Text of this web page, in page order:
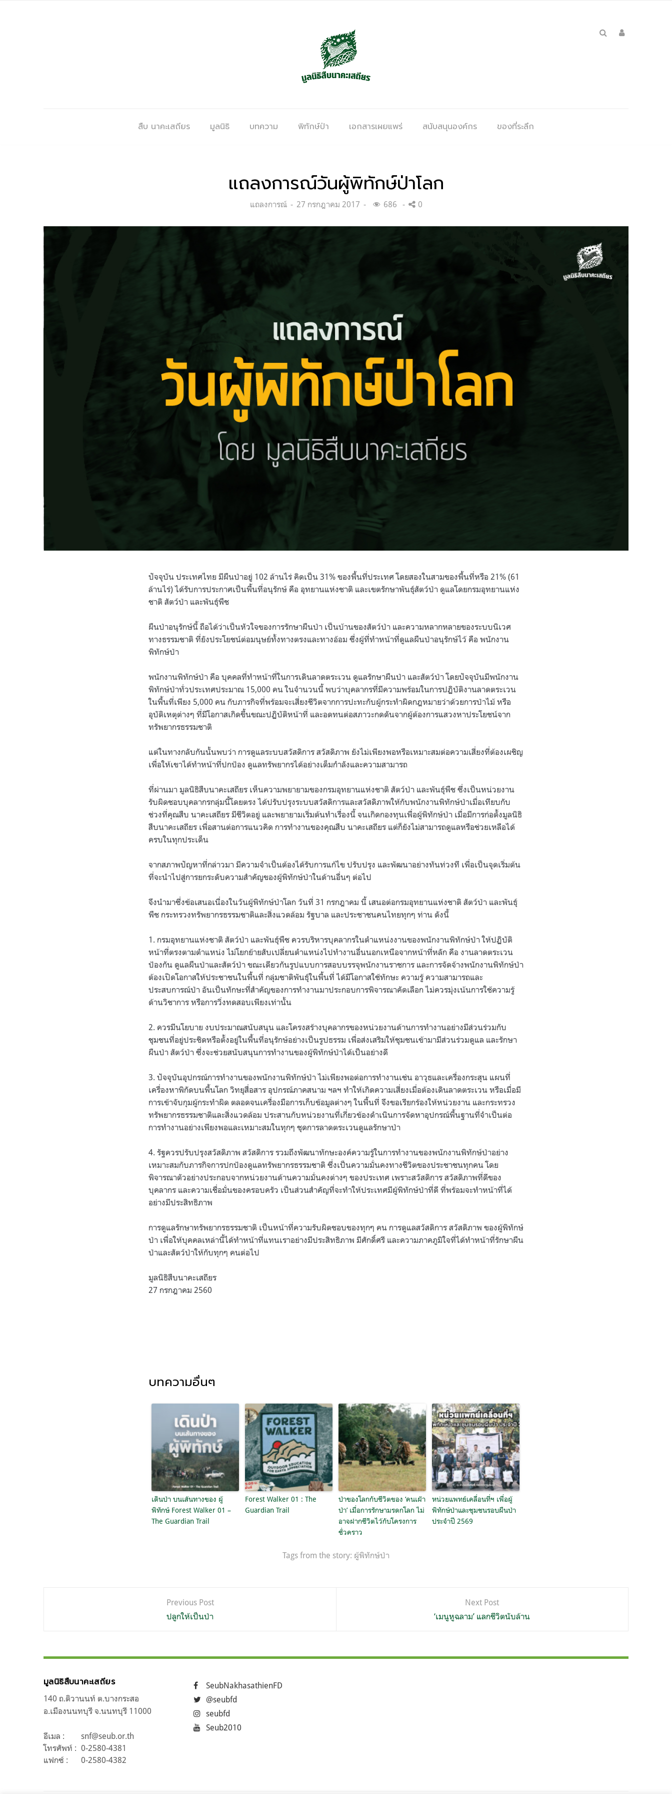
สืบ นาคะเสถียร มูลนิธิ บทความ พิทักษ์ป่า เอกสารเผยแพร่ สนับสนุนองค์กร ของที่ระลึก
แถลงการณ์วันผู้พิทักษ์ป่าโลก
Categories:
แถลงการณ์
Posted
27 กรกฎาคม 2017 686 0
ปัจจุบัน ประเทศไทย มีผืนป่าอยู่ 102 ล้านไร่ คิดเป็น 31% ของพื้นที่ประเทศ โดยสองในสามของพื้นที่หรือ 21% (61
ล้านไร่) ได้รับการประกาศเป็นพื้นที่อนุรักษ์ คือ อุทยานแห่งชาติ และเขตรักษาพันธุ์สัตว์ป่า ดูแลโดยกรมอุทยานแห่ง
ชาติ สัตว์ป่า และพันธุ์พืช
ผืนป่าอนุรักษ์นี้ ถือได้ว่าเป็นหัวใจของการรักษาผืนป่า เป็นบ้านของสัตว์ป่า และความหลากหลายของระบบนิเวศ
ทางธรรมชาติ ที่ยังประโยชน์ต่อมนุษย์ทั้งทางตรงและทางอ้อม ซึ่งผู้ที่ทำหน้าที่ดูแลผืนป่าอนุรักษ์ไว้ คือ พนักงาน
พิทักษ์ป่า ​
พนักงานพิทักษ์ป่า คือ บุคคลที่ทำหน้าที่ในการเดินลาดตระเวน ดูแลรักษาผืนป่า และสัตว์ป่า โดยปัจจุบันมีพนักงาน
พิทักษ์ป่าทั่วประเทศประมาณ 15,000 คน ในจำนวนนี้ พบว่าบุคลากรที่มีความพร้อมในการปฏิบัติงานลาดตระเวน
ในพื้นที่เพียง 5,000 คน กับภารกิจที่พร้อมจะเสี่ยงชีวิตจากการปะทะกับผู้กระทำผิดกฎหมายว่าด้วยการป่าไม้ หรือ
อุบัติเหตุต่างๆ ที่มีโอกาสเกิดขึ้นขณะปฏิบัติหน้าที่ และอดทนต่อสภาวะกดดันจากผู้ต้องการแสวงหาประโยชน์จาก
ทรัพยากรธรรมชาติ
แต่ในทางกลับกันนั้นพบว่า การดูแลระบบสวัสดิการ สวัสดิภาพ ยังไม่เพียงพอหรือเหมาะสมต่อความเสี่ยงที่ต้องเผชิญ
เพื่อให้เขาได้ทำหน้าที่ปกป้อง ดูแลทรัพยากรได้อย่างเต็มกำลังและความสามารถ
ที่ผ่านมา มูลนิธิสืบนาคะเสถียร เห็นความพยายามของกรมอุทยานแห่งชาติ สัตว์ป่า และพันธุ์พืช ซึ่งเป็นหน่วยงาน
รับผิดชอบบุคลากรกลุ่มนี้โดยตรง ได้ปรับปรุงระบบสวัสดิการและสวัสดิภาพให้กับพนักงานพิทักษ์ป่าเมื่อเทียบกับ
ช่วงที่คุณสืบ นาคะเสถียร มีชีวิตอยู่ และพยายามเริ่มต้นทำเรื่องนี้ จนเกิดกองทุนเพื่อผู้พิทักษ์ป่า เมื่อมีการก่อตั้งมูลนิธิ
สืบนาคะเสถียร เพื่อสานต่อการแนวคิด การทำงานของคุณสืบ นาคะเสถียร แต่ก็ยังไม่สามารถดูแลหรือช่วยเหลือได้
ครบในทุกประเด็น
จากสภาพปัญหาที่กล่าวมา มีความจำเป็นต้องได้รับการแก้ไข ปรับปรุง และพัฒนาอย่างทันท่วงที เพื่อเป็นจุดเริ่มต้น
ที่จะนำไปสู่การยกระดับความสำคัญของผู้พิทักษ์ป่าในด้านอื่นๆ ต่อไป
จึงนำมาซึ่งข้อเสนอเนื่องในวันผู้พิทักษ์ป่าโลก วันที่ 31 กรกฎาคม นี้ เสนอต่อกรมอุทยานแห่งชาติ สัตว์ป่า และพันธุ์
พืช กระทรวงทรัพยากรธรรมชาติและสิ่งแวดล้อม รัฐบาล และประชาชนคนไทยทุกๆ ท่าน ดังนี้
1. กรมอุทยานแห่งชาติ สัตว์ป่า และพันธุ์พืช ควรบริหารบุคลากรในตำแหน่งงานของพนักงานพิทักษ์ป่า ให้ปฏิบัติ
หน้าที่ตรงตามตำแหน่ง ไม่โยกย้ายสับเปลี่ยนตำแหน่งไปทำงานอื่นนอกเหนือจากหน้าที่หลัก คือ งานลาดตระเวน
ป้องกัน ดูแลผืนป่าและสัตว์ป่า ขณะเดียวกันรูปแบบการสอบบรรจุพนักงานราชการ และการจัดจ้างพนักงานพิทักษ์ป่า
ต้องเปิดโอกาสให้ประชาชนในพื้นที่ กลุ่มชาติพันธุ์ในพื้นที่ ได้มีโอกาสใช้ทักษะ ความรู้ ความสามารถและ
ประสบการณ์ป่า อันเป็นทักษะที่สำคัญของการทำงานมาประกอบการพิจารณาคัดเลือก ไม่ควรมุ่งเน้นการใช้ความรู้
ด้านวิชาการ หรือการวิ่งทดสอบเพียงเท่านั้น
2. ควรมีนโยบาย งบประมาณสนับสนุน และโครงสร้างบุคลากรของหน่วยงานด้านการทำงานอย่างมีส่วนร่วมกับ
ชุมชนที่อยู่ประชิดหรือตั้งอยู่ในพื้นที่อนุรักษ์อย่างเป็นรูปธรรม เพื่อส่งเสริมให้ชุมชนเข้ามามีส่วนร่วมดูแล และรักษา
ผืนป่า สัตว์ป่า ซึ่งจะช่วยสนับสนุนการทำงานของผู้พิทักษ์ป่าได้เป็นอย่างดี
3. ปัจจุบันอุปกรณ์การทำงานของพนักงานพิทักษ์ป่า ไม่เพียงพอต่อการทำงานเช่น อาวุธและเครื่องกระสุน แผนที่
เครื่องหาพิกัดบนพื้นโลก วิทยุสื่อสาร อุปกรณ์ภาคสนาม ฯลฯ ทำให้เกิดความเสี่ยงเมื่อต้องเดินลาดตระเวน หรือเมื่อมี
การเข้าจับกุมผู้กระทำผิด ตลอดจนเครื่องมือการเก็บข้อมูลต่างๆ ในพื้นที่ จึงขอเรียกร้องให้หน่วยงาน และกระทรวง
ทรัพยากรธรรมชาติและสิ่งแวดล้อม ประสานกับหน่วยงานที่เกี่ยวข้องดำเนินการจัดหาอุปกรณ์พื้นฐานที่จำเป็นต่อ
การทำงานอย่างเพียงพอและเหมาะสมในทุกๆ ชุดการลาดตระเวนดูแลรักษาป่า
4. รัฐควรปรับปรุงสวัสดิภาพ สวัสดิการ รวมถึงพัฒนาทักษะองค์ความรู้ในการทำงานของพนักงานพิทักษ์ป่าอย่าง
เหมาะสมกับภารกิจการปกป้องดูแลทรัพยากรธรรมชาติ ซึ่งเป็นความมั่นคงทางชีวิตของประชาชนทุกคน โดย
พิจารณาตัวอย่างประกอบจากหน่วยงานด้านความมั่นคงต่างๆ ของประเทศ เพราะสวัสดิการ สวัสดิภาพที่ดีของ
บุคลากร และความเชื่อมั่นของครอบครัว เป็นส่วนสำคัญที่จะทำให้ประเทศมีผู้พิทักษ์ป่าที่ดี ที่พร้อมจะทำหน้าที่ได้
อย่างมีประสิทธิภาพ
การดูแลรักษาทรัพยากรธรรมชาติ เป็นหน้าที่ความรับผิดชอบของทุกๆ คน การดูแลสวัสดิการ สวัสดิภาพ ของผู้พิทักษ์
ป่า เพื่อให้บุคคลเหล่านี้ได้ทำหน้าที่แทนเราอย่างมีประสิทธิภาพ มีศักดิ์ศรี และความภาคภูมิใจที่ได้ทำหน้าที่รักษาผืน
ป่าและสัตว์ป่าให้กับทุกๆ คนต่อไป
มูลนิธิสืบนาคะเสถียร
27 กรกฎาคม 2560
บทความอื่นๆ
เดินป่า บนเส้นทางของ ผู้
พิทักษ์ Forest Walker 01 –
The Guardian Trail
Forest Walker 01 : The
Guardian Trail
ป่าของโลกกับชีวิตของ ‘คนเฝ้า
ป่า’ เมื่อการรักษามรดกโลก ไม่
อาจฝากชีวิตไว้กับโครงการ
ชั่วคราว
หน่วยแพทย์เคลื่อนที่ฯ เพื่อผู้
พิทักษ์ป่าและชุมชนรอบผืนป่า
ประจำปี 2569
Tags from the story: ผู้พิทักษ์ป่า
Previous Post
ปลูกให้เป็นป่า
Next Post
‘เมนูหูฉลาม’ แลกชีวิตนับล้าน
มูลนิธิสืบนาคะเสถียร
140 ถ.ติวานนท์ ต.บางกระสอ
อ.เมืองนนทบุรี จ.นนทบุรี 11000
อีเมล :
snf@seub.or.th
โทรศัพท์ : 0-2580-4381
แฟกซ์ :
0-2580-4382
SeubNakhasathienFD
@seubfd
seubfd
Seub2010